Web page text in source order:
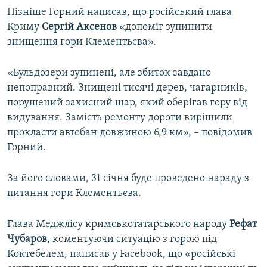
Пізніше Горний написав, що російський глава
Криму Сергій Аксенов «допоміг зупинити
знищення гори Клементьєва».
«Бульдозери зупинені, але збиток завдано
непоправний. Знищені тисячі дерев, чагарників,
порушений захисний шар, який оберігав гору від
видування. Замість ремонту дороги вирішили
прокласти автобан довжиною 6,9 км», – повідомив
Горний.
За його словами, 31 січня буде проведено нараду з
питання гори Клементьєва.
Глава Меджлісу кримськотатарського народу Рефат
Чубаров, коментуючи ситуацію з горою під
Коктебелем, написав у Facebook, що «російські